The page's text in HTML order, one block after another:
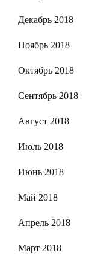
Декабрь 2018
Ноябрь 2018
Октябрь 2018
Сентябрь 2018
Август 2018
Июль 2018
Июнь 2018
Май 2018
Апрель 2018
Март 2018